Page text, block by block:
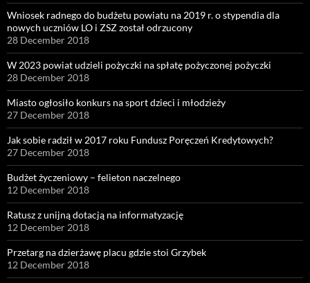
Wniosek radnego do budżetu powiatu na 2019 r. o stypendia dla
nowych uczniów LO i ZSZ został odrzucony
28 December 2018
W 2023 powiat udzieli pożyczki na spłatę pożyczonej pożyczki
28 December 2018
Miasto ogłosiło konkurs na sport dzieci i młodzieży
27 December 2018
Jak sobie radził w 2017 roku Fundusz Poręczeń Kredytowych?
27 December 2018
Budżet życzeniowy – felieton naczelnego
12 December 2018
Ratusz z unijną dotacją na informatyzację
12 December 2018
Przetarg na dzierżawę placu gdzie stoi Grzybek
12 December 2018